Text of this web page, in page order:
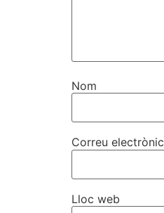
Nom
Correu electrònic
Lloc web